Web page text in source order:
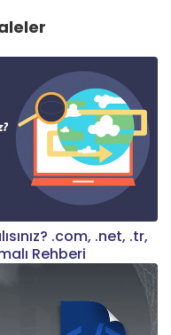
.com, .net, .tr,
Rehberi